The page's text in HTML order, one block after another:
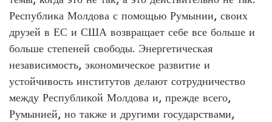
Республика Молдова с помощью Румынии, своих
друзей в ЕС и США возвращает себе все больше и
больше степеней свободы. Энергетическая
независимость, экономическое развитие и
устойчивость институтов делают сотрудничество
между Республикой Молдова и, прежде всего,
Румынией, но также и другими государствами,